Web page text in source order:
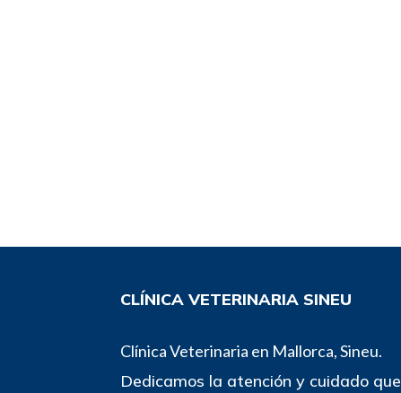
CLÍNICA VETERINARIA SINEU
Clínica Veterinaria en Mallorca, Sineu.
Dedicamos la atención y cuidado que